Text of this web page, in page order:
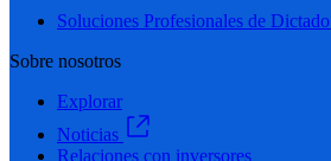
Soluciones Profesionales de Dictado
Sobre nosotros
Explorar
Noticias
Relaciones con inversores